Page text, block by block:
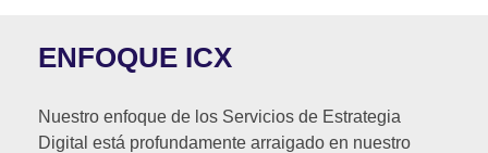
ENFOQUE ICX
Nuestro enfoque de los Servicios de Estrategia
Digital está profundamente arraigado en nuestro